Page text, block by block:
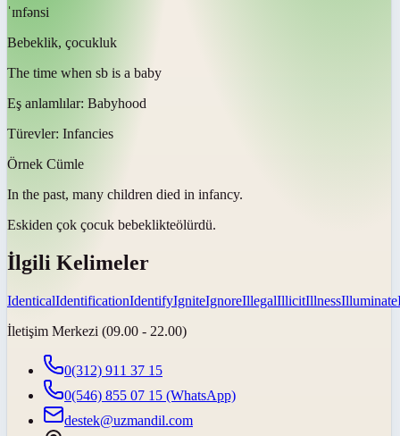
ˈɪnfənsi
Bebeklik, çocukluk
The time when sb is a baby
Eş anlamlılar: Babyhood
Türevler: Infancies
Örnek Cümle
In the past, many children died in infancy.
Eskiden çok çocuk bebeklikteölürdü.
İlgili Kelimeler
IdenticalIdentificationIdentifyIgniteIgnoreIllegalIllicitIllnessIlluminate
İletişim Merkezi (09.00 - 22.00)
0(312) 911 37 15
0(546) 855 07 15 (WhatsApp)
destek@uzmandil.com